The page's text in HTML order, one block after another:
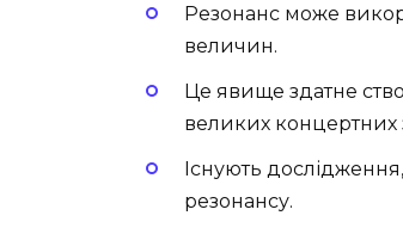
Резонанс може
величин.
Це явище здатне
великих концертних
Існують
резонансу.